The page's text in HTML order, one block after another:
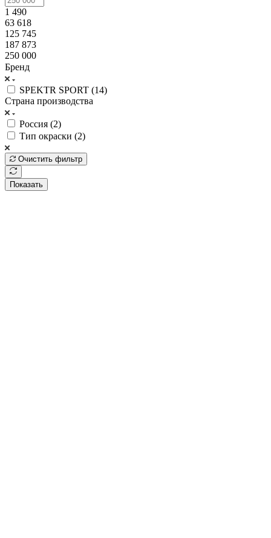
1 490
63 618
125 745
187 873
250 000
Бренд
SPEKTR SPORT (14)
Страна производства
Россия (2)
Тип окраски (2)
Очистить фильтр
Показать